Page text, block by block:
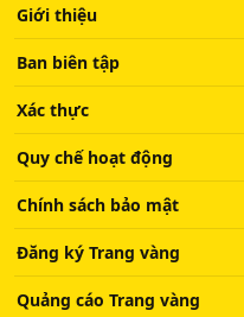
Giới thiệu
Ban biên tập
Xác thực
Quy chế hoạt động
Chính sách bảo mật
Đăng ký Trang vàng
Quảng cáo Trang vàng